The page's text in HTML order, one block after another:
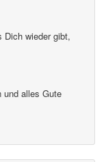
Dich wieder gibt,
und alles Gute